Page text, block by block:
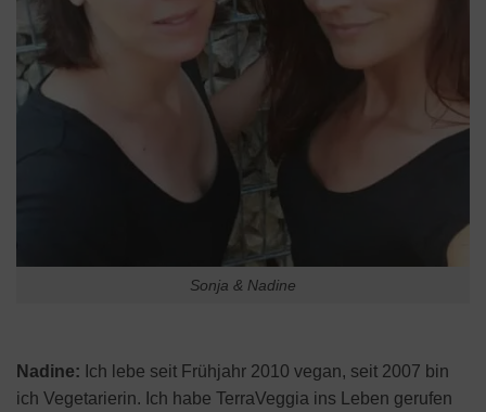
Sonja & Nadine
Nadine: Ich lebe seit Frühjahr 2010 vegan, seit 2007 bin
ich Vegetarierin. Ich habe TerraVeggia ins Leben gerufen